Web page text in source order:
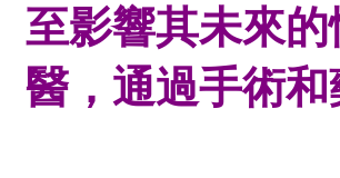
至影響其未來
醫，通過手術